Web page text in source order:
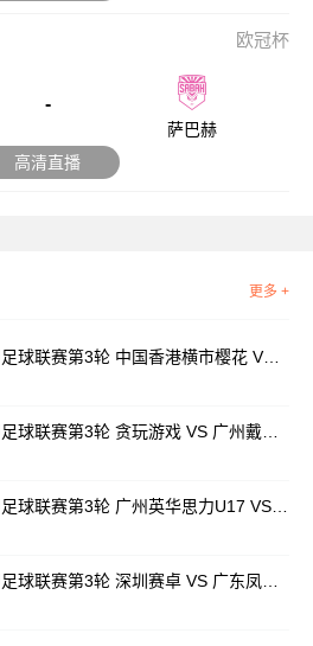
欧冠杯
-
萨巴赫
高清直播
更多 +
07月25日 佛山西甲足球联赛第3轮 中国香港横市樱花 VS 吉图省实青年 全场录像